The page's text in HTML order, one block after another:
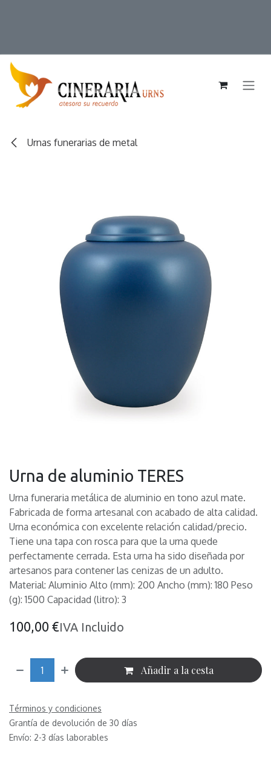
Urnas funerarias de metal
Urna de aluminio TERES
Urna funeraria metálica de aluminio en tono azul mate.
Fabricada de forma artesanal con acabado de alta calidad.
Urna económica con excelente relación calidad/precio.
Tiene una tapa con rosca para que la urna quede
perfectamente cerrada. Esta urna ha sido diseñada por
artesanos para contener las cenizas de un adulto.
Material: Aluminio Alto (mm): 200 Ancho (mm): 180 Peso
(g): 1500 Capacidad (litro): 3
100,00 €IVA Incluido
Añadir a la cesta
Términos y condiciones
Grantía de devolución de 30 días
Envío: 2-3 días laborables